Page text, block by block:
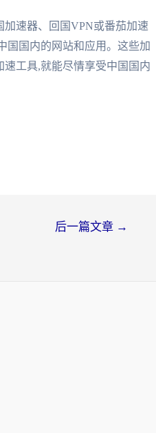
速器、回国VPN或番茄加速
国国内的网站和应用。这些加
工具,就能尽情享受中国国内
后一篇文章 →